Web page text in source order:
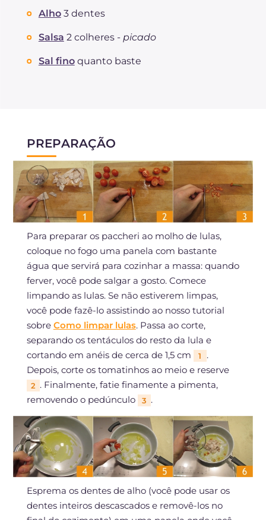
Alho 3 dentes
Salsa 2 colheres - picado
Sal fino quanto baste
PREPARAÇÃO
Para preparar os paccheri ao molho de lulas,
coloque no fogo uma panela com bastante
água que servirá para cozinhar a massa: quando
ferver, você pode salgar a gosto. Comece
limpando as lulas. Se não estiverem limpas,
você pode fazê-lo assistindo ao nosso tutorial
sobre Como limpar lulas. Passa ao corte,
separando os tentáculos do resto da lula e
cortando em anéis de cerca de 1,5 cm
1
.
Depois, corte os tomatinhos ao meio e reserve
2 . Finalmente, fatie finamente a pimenta,
removendo o pedúnculo
3 .
Esprema os dentes de alho (você pode usar os
dentes inteiros descascados e removê-los no